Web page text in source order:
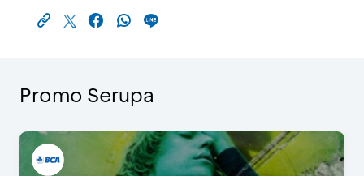
Promo Serupa